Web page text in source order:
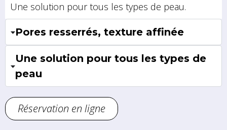
Une solution pour tous les types de peau.
Pores resserrés, texture affinée
Une solution pour tous les types de
peau
Réservation en ligne